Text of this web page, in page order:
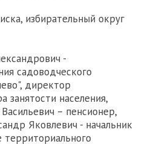
избирательный округ
-
садоводческого
директор
занятости населения,
– пенсионер,
Яковлевич - начальник